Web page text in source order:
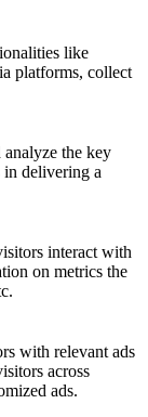
like
platforms, collect
analyze the key
in delivering a
interact with
on metrics the
with relevant ads
across
ads.